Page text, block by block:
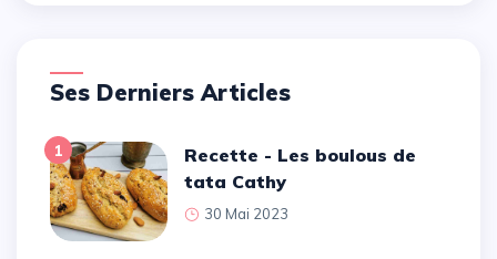
Ses Derniers Articles
1
Recette - Les boulous de
tata Cathy
30 Mai 2023